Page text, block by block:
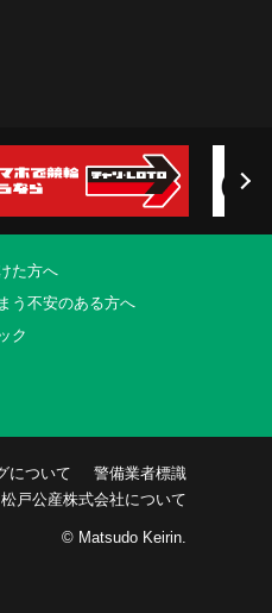
た方へ
う不安のある方へ
ク
について
警備業者標識
松戸公産株式会社について
© Matsudo Keirin.